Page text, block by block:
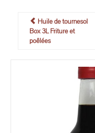
Huile de tournesol
Box 3L Friture et
poêlées